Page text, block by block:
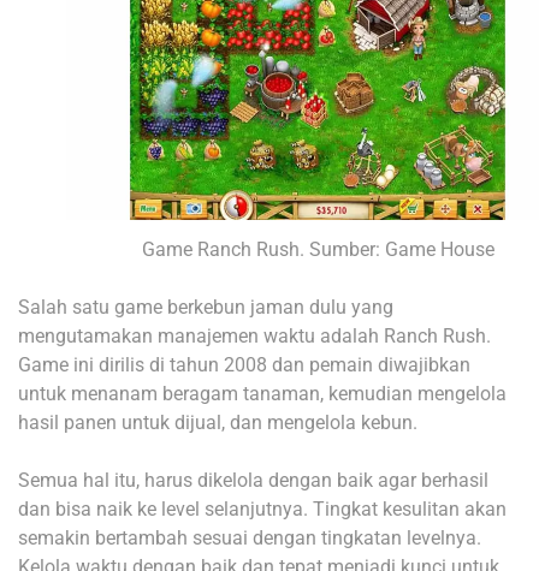
Game Ranch Rush. Sumber: Game House
Salah satu game berkebun jaman dulu yang
mengutamakan manajemen waktu adalah Ranch Rush.
Game ini dirilis di tahun 2008 dan pemain diwajibkan
untuk menanam beragam tanaman, kemudian mengelola
hasil panen untuk dijual, dan mengelola kebun.
Semua hal itu, harus dikelola dengan baik agar berhasil
dan bisa naik ke level selanjutnya. Tingkat kesulitan akan
semakin bertambah sesuai dengan tingkatan levelnya.